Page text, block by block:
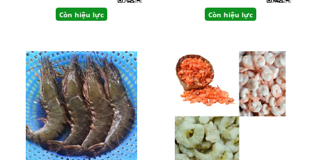
Còn hiệu lực Còn hiệu lực